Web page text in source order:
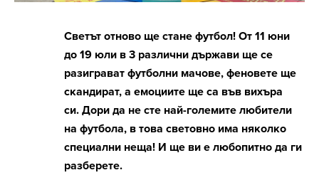
Светът отново ще стане футбол! От 11 юни
до 19 юли в 3 различни държави ще се
разиграват футболни мачове, феновете ще
скандират, а емоциите ще са във вихъра
си. Дори да не сте най-големите любители
на футбола, в това световно има няколко
специални неща! И ще ви е любопитно да ги
разберете.